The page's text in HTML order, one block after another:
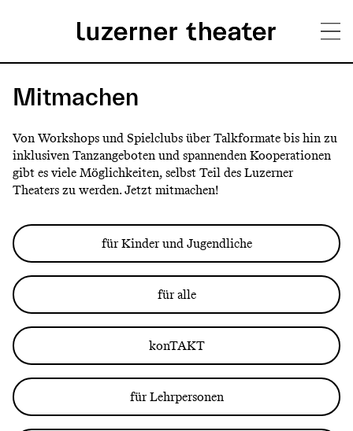
zum
Inhalt
H
u
p
m
e
n
ü
Mitmachen
Von Workshops und Spielclubs über Talkformate bis hin zu
inklusiven Tanzangeboten und spannenden Kooperationen
gibt es viele Möglichkeiten, selbst Teil des Luzerner
Theaters zu werden. Jetzt mitmachen!
für Kinder und Jugendliche
für alle
konTAKT
für Lehrpersonen